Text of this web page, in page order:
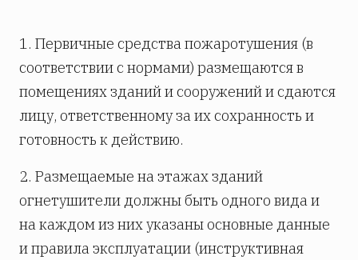
1. Первичные средства пожаротушения (в
соответствии с нормами) размещаются в
помещениях зданий и сооружений и сдаются
лицу, ответственному за их сохранность и
готовность к действию.
2. Размещаемые на этажах зданий
огнетушители должны быть одного вида и
на каждом из них указаны основные данные
и правила эксплуатации (инструктивная